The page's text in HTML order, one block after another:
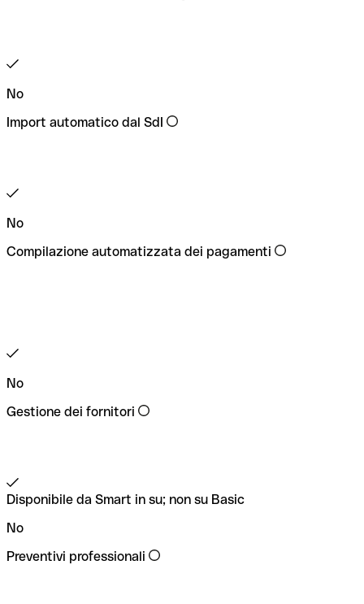
No
Import automatico dal SdI
No
Compilazione automatizzata dei pagamenti
No
Gestione dei fornitori
Disponibile da Smart in su; non su Basic
No
Preventivi professionali